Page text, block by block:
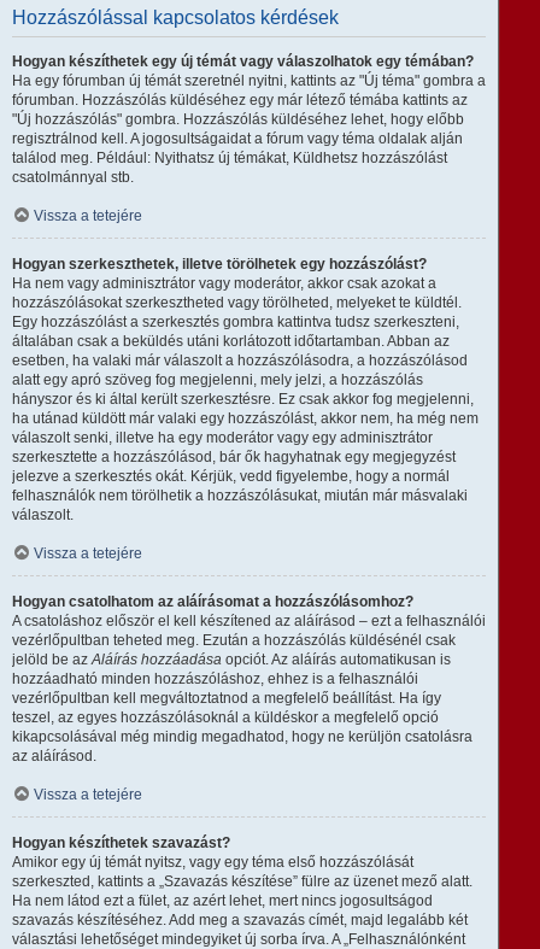
Hozzászólással kapcsolatos kérdések
Hogyan készíthetek egy új témát vagy válaszolhatok egy témában?
Ha egy fórumban új témát szeretnél nyitni, kattints az "Új téma" gombra a
fórumban. Hozzászólás küldéséhez egy már létező témába kattints az
"Új hozzászólás" gombra. Hozzászólás küldéséhez lehet, hogy előbb
regisztrálnod kell. A jogosultságaidat a fórum vagy téma oldalak alján
találod meg. Például: Nyithatsz új témákat, Küldhetsz hozzászólást
csatolmánnyal stb.
Vissza a tetejére
Hogyan szerkeszthetek, illetve törölhetek egy hozzászólást?
Ha nem vagy adminisztrátor vagy moderátor, akkor csak azokat a
hozzászólásokat szerkesztheted vagy törölheted, melyeket te küldtél.
Egy hozzászólást a szerkesztés gombra kattintva tudsz szerkeszteni,
általában csak a beküldés utáni korlátozott időtartamban. Abban az
esetben, ha valaki már válaszolt a hozzászólásodra, a hozzászólásod
alatt egy apró szöveg fog megjelenni, mely jelzi, a hozzászólás
hányszor és ki által került szerkesztésre. Ez csak akkor fog megjelenni,
ha utánad küldött már valaki egy hozzászólást, akkor nem, ha még nem
válaszolt senki, illetve ha egy moderátor vagy egy adminisztrátor
szerkesztette a hozzászólásod, bár ők hagyhatnak egy megjegyzést
jelezve a szerkesztés okát. Kérjük, vedd figyelembe, hogy a normál
felhasználók nem törölhetik a hozzászólásukat, miután már másvalaki
válaszolt.
Vissza a tetejére
Hogyan csatolhatom az aláírásomat a hozzászólásomhoz?
A csatoláshoz először el kell készítened az aláírásod – ezt a felhasználói
vezérlőpultban teheted meg. Ezután a hozzászólás küldésénél csak
jelöld be azAláírás hozzáadása opciót. Az aláírás automatikusan is
hozzáadható minden hozzászóláshoz, ehhez is a felhasználói
vezérlőpultban kell megváltoztatnod a megfelelő beállítást. Ha így
teszel, az egyes hozzászólásoknál a küldéskor a megfelelő opció
kikapcsolásával még mindig megadhatod, hogy ne kerüljön csatolásra
az aláírásod.
Vissza a tetejére
Hogyan készíthetek szavazást?
Amikor egy új témát nyitsz, vagy egy téma első hozzászólását
szerkeszted, kattints a „Szavazás készítése” fülre az üzenet mező alatt.
Ha nem látod ezt a fület, az azért lehet, mert nincs jogosultságod
szavazás készítéséhez. Add meg a szavazás címét, majd legalább két
választási lehetőséget mindegyiket új sorba írva. A „Felhasználónként